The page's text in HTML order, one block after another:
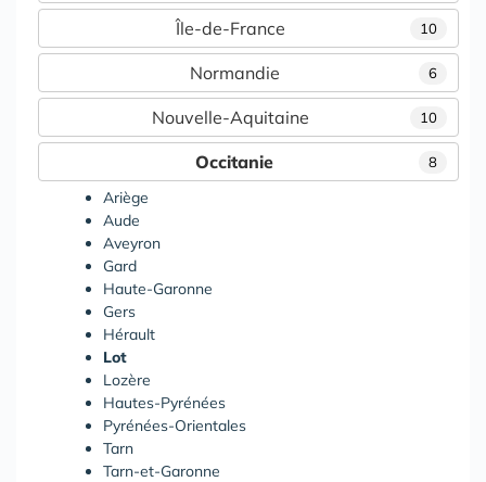
10
Île-de-France
6
Normandie
10
Nouvelle-Aquitaine
8
Occitanie
Ariège
Aude
Aveyron
Gard
Haute-Garonne
Gers
Hérault
Lot
Lozère
Hautes-Pyrénées
Pyrénées-Orientales
Tarn
Tarn-et-Garonne